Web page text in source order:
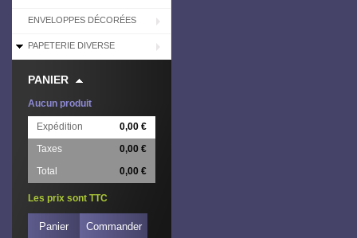
ENVELOPPES DÉCORÉES
PAPETERIE DIVERSE
PANIER
Aucun produit
Expédition
0,00 €
Taxes
0,00 €
Total
0,00 €
Les prix sont TTC
Panier Commander